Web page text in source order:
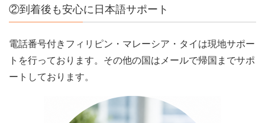
②到着後も安心に日本語サポート
電話番号付きフィリピン・マレーシア・タイは現地サポー
トを行っております。その他の国はメールで帰国までサポ
ートしております。